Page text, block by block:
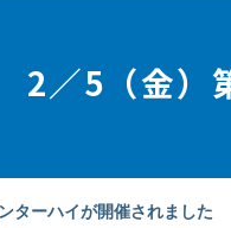
2／5（金）
ターハイが開催されました